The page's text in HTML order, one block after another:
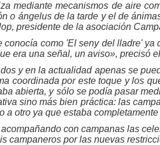
mediante mecanismos de aire
o ángelus de la tarde y el de
presidente de la asociación
como 'El seny del lladre'
era una señal, un aviso», precisó
y en la actualidad apenas se
coordinada por este toque y los
abierta, y sólo se podía pasar
sino más bien práctica: las
otro ya que estaba completamente
con campanas las
campaneros por las nuevas